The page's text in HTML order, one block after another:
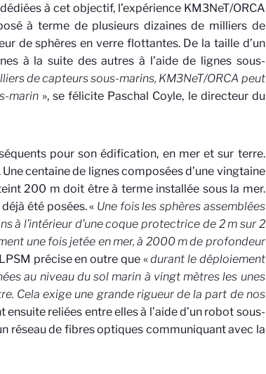
à cet objectif, l’expérience KM3NeT/ORCA
à terme de plusieurs dizaines de milliers de
de sphères en verre flottantes. De la taille d’un
à la suite des autres à l’aide de lignes sous-
de capteurs sous-marins, KM3NeT/ORCA peut
marin », se félicite Paschal Coyle, le directeur du
pour son édification, en mer et sur terre.
centaine de lignes composées d’une vingtaine
200 m doit être à terme installée sous la mer.
été posées. « Une fois les sphères assemblées
à l’intérieur d’une coque protectrice de 2 m sur 2
une fois jetée en mer, à 2000 m de profondeur
précise en outre que «durant le déploiement
au niveau du sol marin à vingt mètres les unes
Cela exige une grande rigueur de la part de nos
ensuite reliées entre elles à l’aide d’un robot sous-
réseau de fibres optiques communiquant avec la